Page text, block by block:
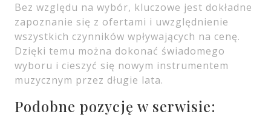
Bez względu na wybór, kluczowe jest dokładne
zapoznanie się z ofertami i uwzględnienie
wszystkich czynników wpływających na cenę.
Dzięki temu można dokonać świadomego
wyboru i cieszyć się nowym instrumentem
muzycznym przez długie lata.
Podobne pozycję w serwisie: